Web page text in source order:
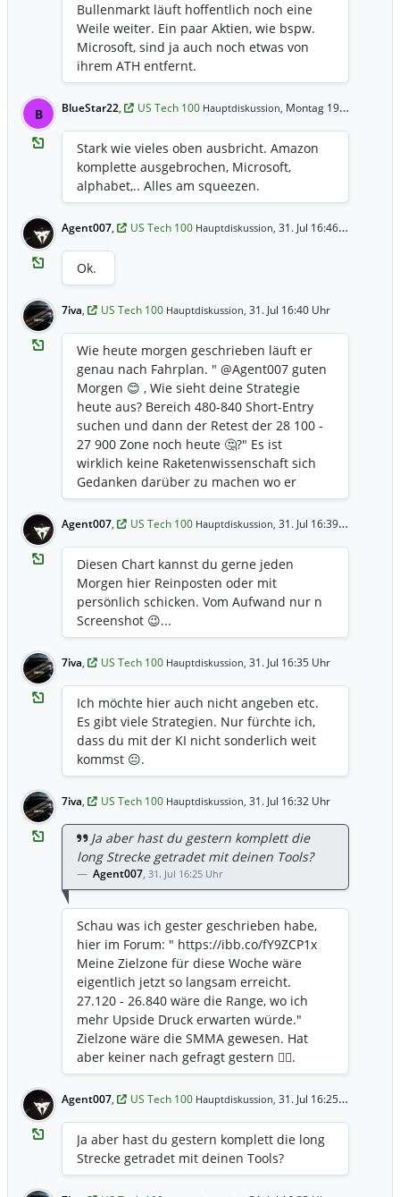
Bullenmarkt läuft hoffentlich noch eine
Weile weiter. Ein paar Aktien, wie bspw.
Microsoft, sind ja auch noch etwas von
ihrem ATH entfernt.
B BlueStar22, US Tech 100 Hauptdiskussion, Montag 19:29 Uhr
Stark wie vieles oben ausbricht. Amazon
komplette ausgebrochen, Microsoft,
alphabet,.. Alles am squeezen.
Agent007, US Tech 100 Hauptdiskussion, 31. Jul 16:46 Uhr
Ok.
7iva, US Tech 100 Hauptdiskussion, 31. Jul 16:40 Uhr
Wie heute morgen geschrieben läuft er
genau nach Fahrplan. " @Agent007 guten
Morgen 😊 , Wie sieht deine Strategie
heute aus? Bereich 480-840 Short-Entry
suchen und dann der Retest der 28 100 -
27 900 Zone noch heute 🤔?" Es ist
wirklich keine Raketenwissenschaft sich
Gedanken darüber zu machen wo er
hingehen könnte 😉...
Agent007, US Tech 100 Hauptdiskussion, 31. Jul 16:39 Uhr
Diesen Chart kannst du gerne jeden
Morgen hier Reinposten oder mit
persönlich schicken. Vom Aufwand nur n
Screenshot 😉...
7iva, US Tech 100 Hauptdiskussion, 31. Jul 16:35 Uhr
Ich möchte hier auch nicht angeben etc.
Es gibt viele Strategien. Nur fürchte ich,
dass du mit der KI nicht sonderlich weit
kommst 😐.
7iva, US Tech 100 Hauptdiskussion, 31. Jul 16:32 Uhr
Ja aber hast du gestern komplett die
long Strecke getradet mit deinen Tools?
Agent007, 31. Jul 16:25 Uhr
Schau was ich gester geschrieben habe,
hier im Forum: " https://ibb.co/fY9ZCP1x
Meine Zielzone für diese Woche wäre
eigentlich jetzt so langsam erreicht.
27.120 - 26.840 wäre die Range, wo ich
mehr Upside Druck erwarten würde."
Zielzone wäre die SMMA gewesen. Hat
aber keiner nach gefragt gestern 🤷‍♀️.
Agent007, US Tech 100 Hauptdiskussion, 31. Jul 16:25 Uhr
Ja aber hast du gestern komplett die long
Strecke getradet mit deinen Tools?